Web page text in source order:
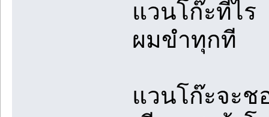
แวนโก๊ะทีไร
ผมขำทุกที
แวนโก๊ะจะช